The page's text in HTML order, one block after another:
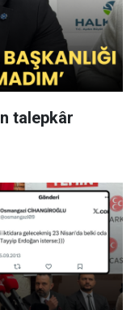
talepkâr